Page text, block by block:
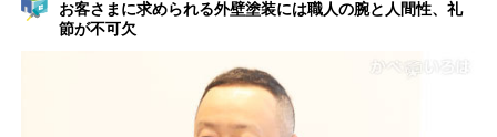
お客さまに求められる外壁塗装には職人の腕と人間性、礼
節が不可欠